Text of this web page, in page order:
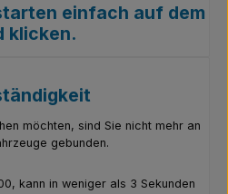
einfach auf dem
klicken.
möchten, sind Sie nicht mehr an
gebunden.
kann in weniger als 3 Sekunden